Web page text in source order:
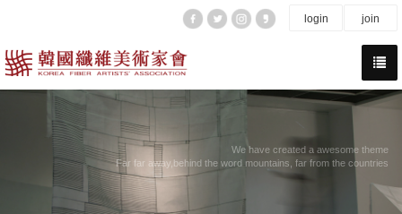
login join
We have created a awesome theme
Far far away,behind the word mountains, far from the countries